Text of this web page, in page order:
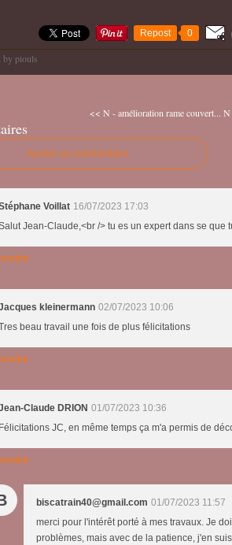
Repost 0
by piouls
<< N - amélioration rame couvert... N
Ajouter un commentaire
Voillat 16/07/2023 17:03
Jean-Claude,<br /> tu es un expert dans se que
kleinermann 02/07/2023 10:06
beau travail une fois de plus félicitations
Claude DRION 01/07/2023 10:36
Félicitations JC, en même temps ça m'a permis de
biscatrain40@gmail.com 01/07/2023 11:57
merci pour l'intérêt porté à mes travaux. Je
problèmes, mais avec de la patience, j'en